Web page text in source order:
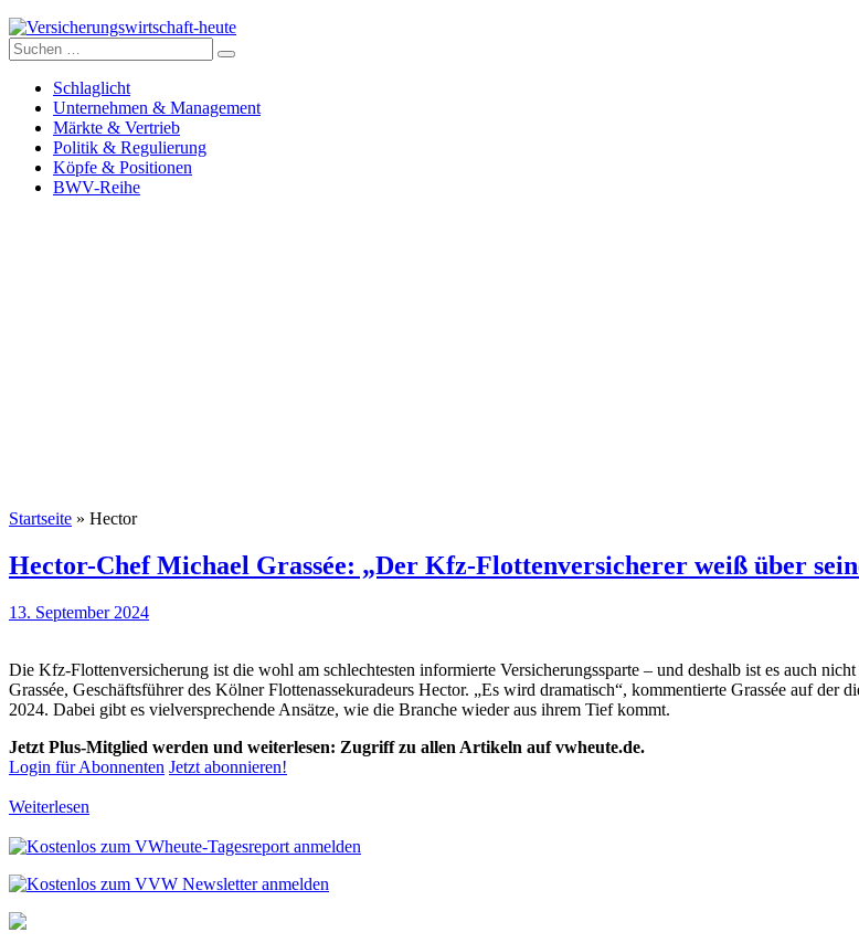
Versicherungswirtschaft-heute
Suche
nach:
Schlaglicht
Unternehmen & Management
Märkte & Vertrieb
Politik & Regulierung
Köpfe & Positionen
BWV-Reihe
Startseite » Hector
Hector-Chef Michael Grassée: „Der Kfz-Flottenversicherer weiß über
13. September 2024
Die Kfz-Flottenversicherung ist die wohl am schlechtesten informierte Versicherungssparte – und deshalb ist es auch
Grassée, Geschäftsführer des Kölner Flottenassekuradeurs Hector. „Es wird dramatisch“, kommentierte Grassée auf
2024. Dabei gibt es vielversprechende Ansätze, wie die Branche wieder aus ihrem Tief kommt.
Jetzt Plus-Mitglied werden und weiterlesen: Zugriff zu allen Artikeln auf vwheute.de.
Login für Abonnenten Jetzt abonnieren!
Weiterlesen